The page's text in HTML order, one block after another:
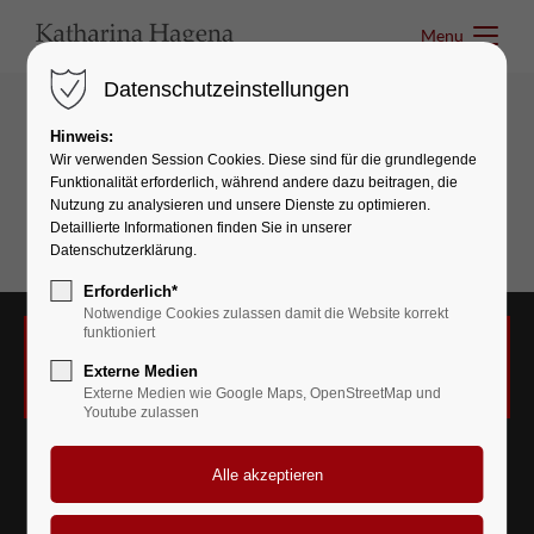
Menu
Background - YouTube
Sie dieDatenschutz-Einstellungen
Datenschutzeinstellungen
Hinweis:
Wir verwenden Session Cookies. Diese sind für die grundlegende
Funktionalität erforderlich, während andere dazu beitragen, die
Nutzung zu analysieren und unsere Dienste zu optimieren.
Detaillierte Informationen finden Sie in unserer
Datenschutzerklärung.
Erforderlich*
Notwendige Cookies zulassen damit die Website korrekt
funktioniert
Externe Medien
Externe Medien wie Google Maps, OpenStreetMap und
Youtube zulassen
Menu